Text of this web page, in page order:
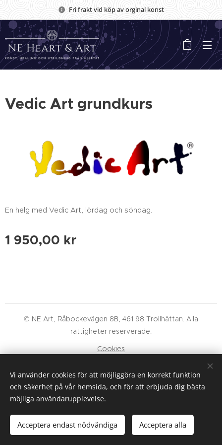
Fri frakt vid köp av orginal konst
Vedic Art grundkurs
En helg med Vedic Art, lördag och söndag.
1 950,00 kr
Lägg i kundvagnen
© NE Art, Råbockevägen 8B, 461 98 Trollhättan. Alla
rättigheter reserverade.
Cookies
Språk
Svenska
English
Vi använder cookies för att möjliggöra en korrekt funktion
och säkerhet på vår hemsida, och för att erbjuda dig bästa
möjliga användarupplevelse.
Acceptera endast nödvändiga Acceptera alla